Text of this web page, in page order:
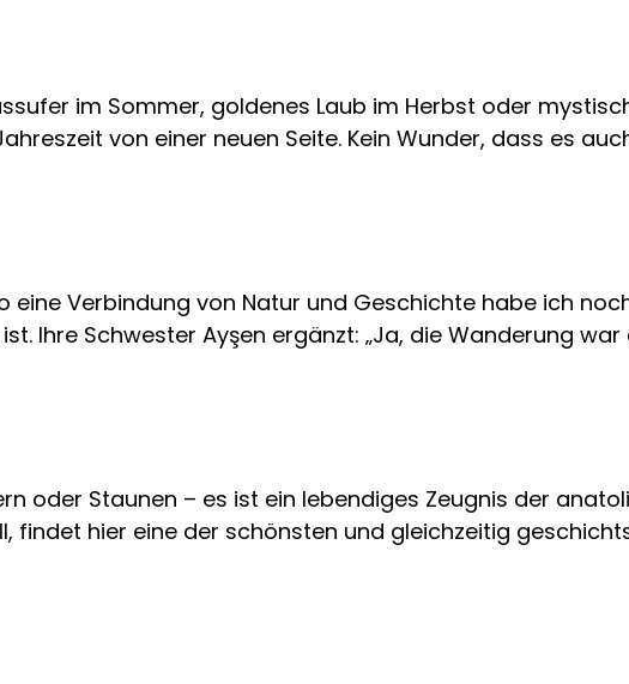
im Sommer, goldenes Laub im Herbst oder
von einer neuen Seite. Kein Wunder, dass es
eine Verbindung von Natur und Geschichte habe ich
Ihre Schwester Ayşen ergänzt: „Ja, die Wanderung
oder Staunen – es ist ein lebendiges Zeugnis der
findet hier eine der schönsten und gleichzeitig